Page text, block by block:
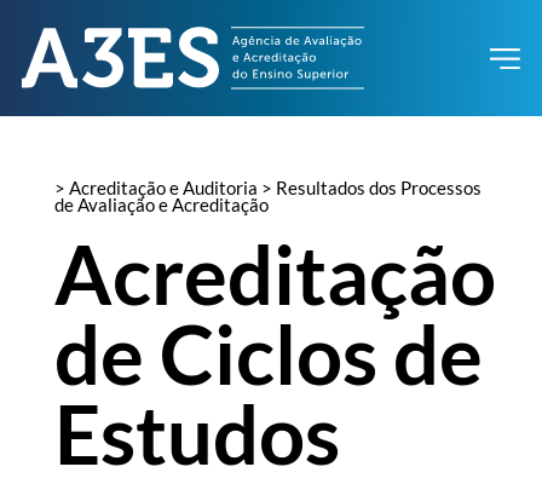
> Acreditação e Auditoria > Resultados dos Processos
de Avaliação e Acreditação
Acreditação
de Ciclos de
Estudos